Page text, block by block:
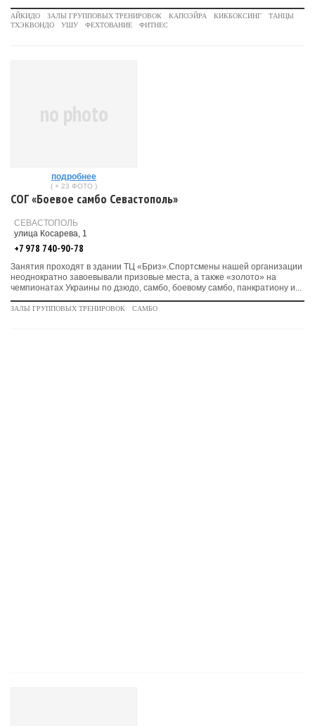
АЙКИДО ЗАЛЫ ГРУППОВЫХ ТРЕНИРОВОК КАПОЭЙРА КИКБОКСИНГ
ТАНЦЫ
ТХЭКВОНДО
УШУ ФЕХТОВАНИЕ ФИТНЕС
no photo
подробнее
( + 23 ФОТО )
СОГ «Боевое самбо Севастополь»
СЕВАСТОПОЛЬ
улица Косарева, 1
+7 978 740-90-78
Занятия проходят в здании ТЦ «Бриз».Спортсмены нашей организации
неоднократно завоевывали призовые места, а также «золото» на
чемпионатах Украины по дзюдо, самбо, боевому самбо, панкратиону и...
ЗАЛЫ ГРУППОВЫХ ТРЕНИРОВОК САМБО